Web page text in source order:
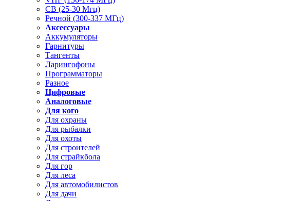
CB (25-30 Мгц)
Речной (300-337 МГц)
Аксессуары
Аккумуляторы
Гарнитуры
Тангенты
Ларингофоны
Программаторы
Разное
Цифровые
Аналоговые
Для кого
Для охраны
Для рыбалки
Для охоты
Для строителей
Для страйкбола
Для гор
Для леса
Для автомобилистов
Для дачи